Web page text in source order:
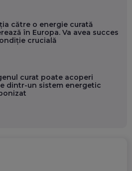
către o energie curată
în Europa. Va avea succes
crucială
curat poate acoperi
dintr-un sistem energetic